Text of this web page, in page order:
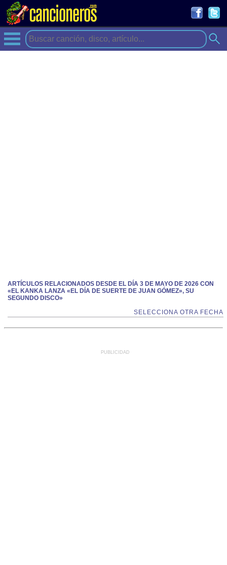
ARTÍCULOS RELACIONADOS DESDE EL DÍA 3 DE MAYO DE 2026 CON
«EL KANKA LANZA «EL DÍA DE SUERTE DE JUAN GÓMEZ», SU
SEGUNDO DISCO»
SELECCIONA OTRA FECHA
PUBLICIDAD